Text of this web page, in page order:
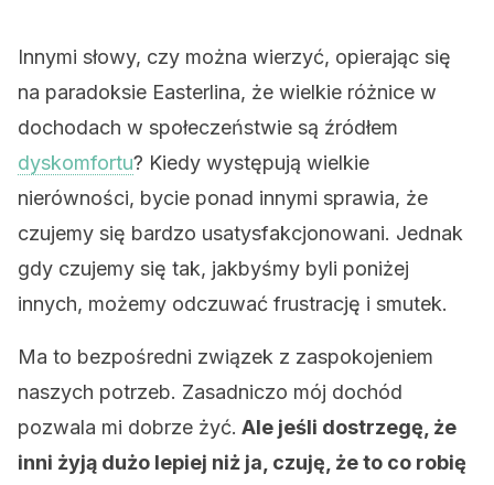
Innymi słowy, czy można wierzyć, opierając się
na paradoksie Easterlina, że wielkie różnice w
dochodach w społeczeństwie są źródłem
dyskomfortu? Kiedy występują wielkie
nierówności, bycie ponad innymi sprawia, że
czujemy się bardzo usatysfakcjonowani. Jednak
gdy czujemy się tak, jakbyśmy byli poniżej
innych, możemy odczuwać frustrację i smutek.
Ma to bezpośredni związek z zaspokojeniem
naszych potrzeb. Zasadniczo mój dochód
pozwala mi dobrze żyć. Ale jeśli dostrzegę, że
inni żyją dużo lepiej niż ja, czuję, że to co robię